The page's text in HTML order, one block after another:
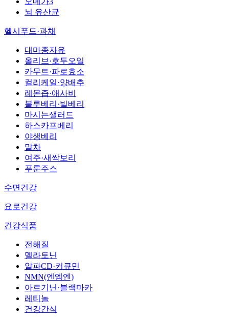
뇌 유산균
헬시푸드·과채
대마종자유
올리브·호두오일
카무트·파로효소
컬리케일·양배추
레몬즙·애사비
블루베리·빌베리
마시는샐러드
하스카프베리
야생베리
말차
여주·새싹보리
푸룬주스
수면건강
요로건강
건강식품
전해질
멜라토닌
알파CD·커큐민
NMN(엔엠엔)
아르기닌·블랙마카
레티놀
건강간식